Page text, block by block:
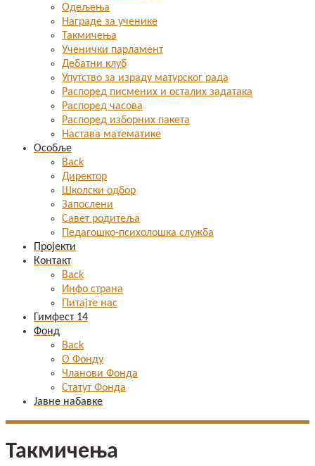
Одељења
Награде за ученике
Такмичења
Ученички парламент
Дебатни клуб
Упутство за израду матурског рада
Распоред писмених и осталих задатака
Распоред часова
Распоред изборних пакета
Настава математике
Особље
Back
Директор
Школски одбор
Запослени
Савет родитеља
Педагошко-психолошка служба
Пројекти
Контакт
Back
Инфо страна
Питајте нас
Гимфест 14
Фонд
Back
О Фонду
Чланови Фонда
Статут Фонда
Јавне набавке
Такмичења